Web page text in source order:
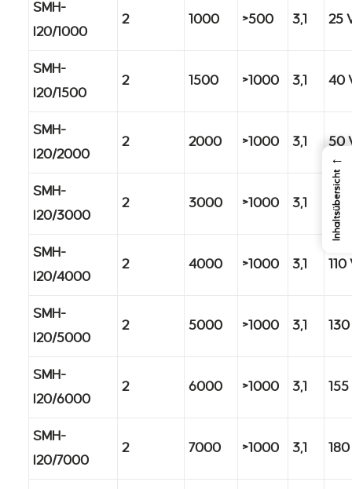
SMH-
I20/1000
2 1000 >500 3,1 25
SMH-
I20/1500
2 1500 >1000 3,1 40
SMH-
I20/2000
2 2000 >1000 3,1 50
SMH-
I20/3000
2 3000 >1000 3,1 80
SMH-
I20/4000
2 4000 >1000 3,1 110
SMH-
I20/5000
2 5000 >1000 3,1
SMH-
I20/6000
2 6000 >1000 3,1 155
SMH-
I20/7000
2 7000 >1000 3,1
←
Inhaltsübersicht